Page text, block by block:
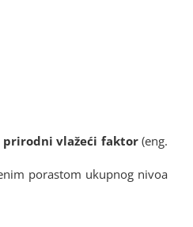
mestu,
prirodni vlažeći faktor(eng.
porastom ukupnog nivoa